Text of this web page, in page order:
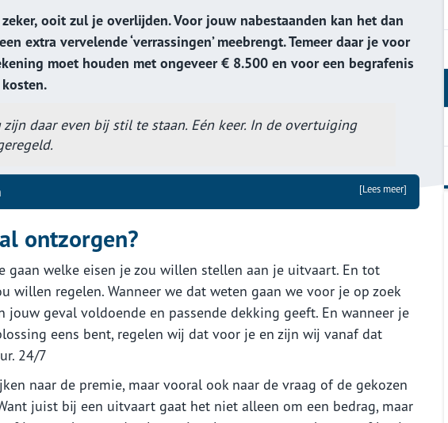
ooit zul je overlijden. Voor jouw nabestaanden kan het dan
extra vervelende ‘verrassingen’ meebrengt. Temeer daar je voor
moet houden met ongeveer € 8.500 en voor een begrafenis
daar even bij stil te staan. Eén keer. In de overtuiging
[Lees meer]
ontzorgen?
gaan welke eisen je zou willen stellen aan je uitvaart. En tot
willen regelen. Wanneer we dat weten gaan we voor je op zoek
jouw geval voldoende en passende dekking geeft. En wanneer je
eens bent, regelen wij dat voor je en zijn wij vanaf dat
24/7
naar de premie, maar vooral ook naar de vraag of de gekozen
juist bij een uitvaart gaat het niet alleen om een bedrag, maar